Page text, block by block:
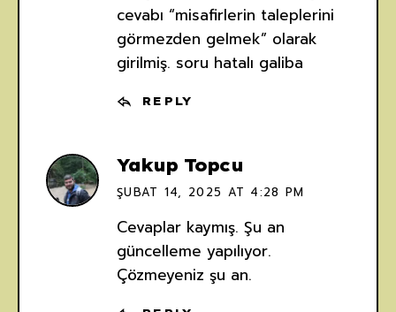
cevabı “misafirlerin taleplerini
görmezden gelmek” olarak
girilmiş. soru hatalı galiba
REPLY
Yakup Topcu
ŞUBAT 14, 2025 AT 4:28 PM
Cevaplar kaymış. Şu an
güncelleme yapılıyor.
Çözmeyeniz şu an.